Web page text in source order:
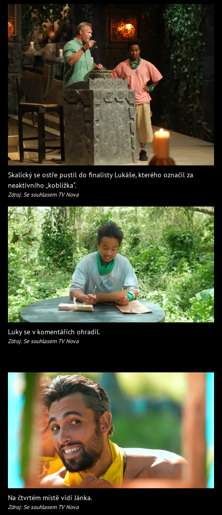
Skalický se ostře pustil do finalisty Lukáše, kterého označil za
neaktivního „koblížka“.
Zdroj: Se souhlasem TV Nova
Luky se v komentářích ohradil.
Zdroj: Se souhlasem TV Nova
Na čtvrtém místě vidí Jánka.
Zdroj: Se souhlasem TV Nova